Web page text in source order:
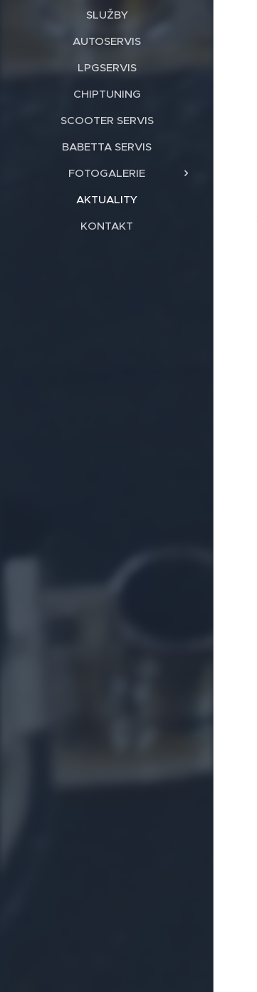
SLUŽBY
AUTOSERVIS
LPGSERVIS
CHIPTUNING
SCOOTER SERVIS
BABETTA SERVIS
FOTOGALERIE
AKTUALITY
KONTAKT